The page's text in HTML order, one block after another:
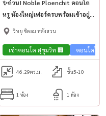
ฟ้า🚈 คอนโดวิวเมือง🌇
✨ด่วน! Noble Ploenchit คอนโด
หรู ห้องใหญ่เฟอร์ครบพร้อมเข้าอยู่
ทันที | BTS เพลินจิต🏢💎
วิทยุ ชิดลม หลังสวน
เช่าคอนโด สุขุมวิท 🏢 คอนโดใก
46.29ตร.ม. ชั้น5-10
1 ห้อง 1 ห้อง